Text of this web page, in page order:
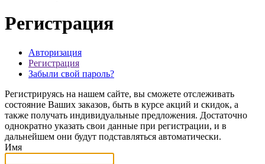
Регистрация
Авторизация
Регистрация
Забыли свой пароль?
Регистрируясь на нашем сайте, вы сможете отслеживать
состояние Ваших заказов, быть в курсе акций и скидок, а
также получать индивидуальные предложения. Достаточно
однократно указать свои данные при регистрации, и в
дальнейшем они будут подставляться автоматически.
Имя